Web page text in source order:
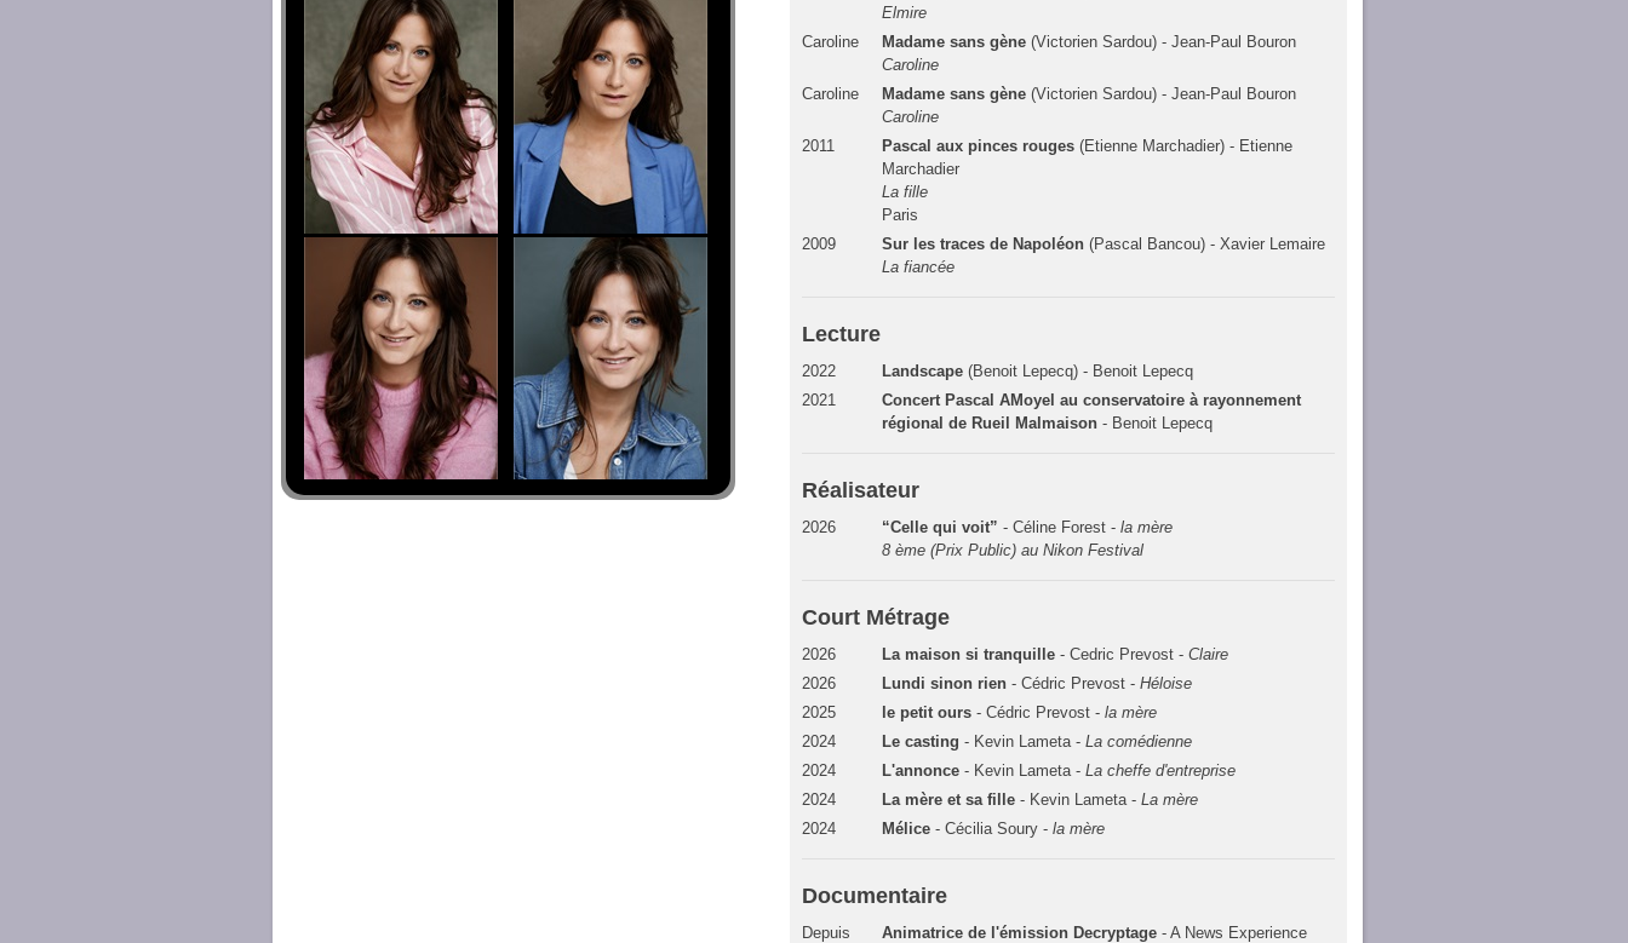
Elmire
Caroline
Madame sans gène (Victorien Sardou) - Jean-Paul Bouron
Caroline
Caroline
Madame sans gène (Victorien Sardou) - Jean-Paul Bouron
Caroline
2011
Pascal aux pinces rouges (Etienne Marchadier) - Etienne
Marchadier
La fille
Paris
2009
Sur les traces de Napoléon (Pascal Bancou) - Xavier Lemaire
La fiancée
Lecture
2022 Landscape (Benoit Lepecq) - Benoit Lepecq
2021
Concert Pascal AMoyel au conservatoire à rayonnement
régional de Rueil Malmaison - Benoit Lepecq
Réalisateur
2026 “Celle qui voit” - Céline Forest -la mère
8 ème (Prix Public) au Nikon Festival
Court Métrage
2026 La maison si tranquille - Cedric Prevost -Claire
2026
Lundi sinon rien - Cédric Prevost -Héloise
2025
le petit ours - Cédric Prevost -la mère
2024
Le casting - Kevin Lameta -La comédienne
2024
L'annonce - Kevin Lameta -La cheffe d'entreprise
2024
La mère et sa fille - Kevin Lameta -La mère
2024
Mélice - Cécilia Soury -la mère
Documentaire
Depuis
Animatrice de l'émission Decryptage - A News Experience